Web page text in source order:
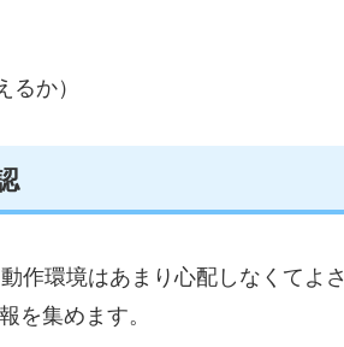
か）
作環境はあまり心配しなくてよさ
を集めます。